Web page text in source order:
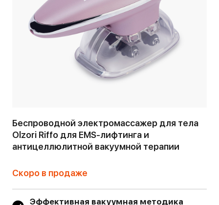
Беспроводной электромассажер для тела
Olzori Riffo для EMS-лифтинга и
антицеллюлитной вакуумной терапии
Скоро в продаже
Эффективная вакуумная методика